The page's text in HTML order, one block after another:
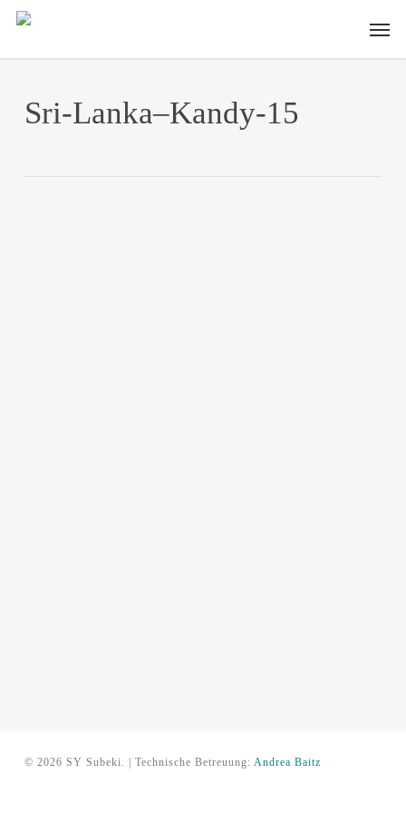
Skip
main
Sri-Lanka–Kandy-15
© 2026 SY Subeki. | Technische Betreuung: Andrea Baitz